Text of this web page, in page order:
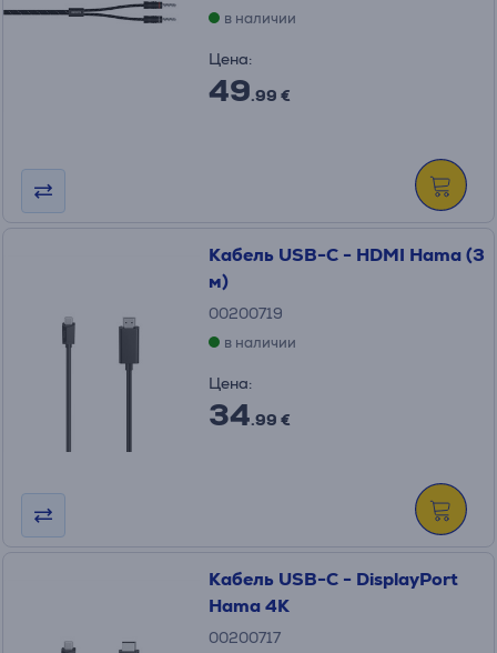
в наличии
Цена:
49.99 €
Кабель USB-C - HDMI Hama (3
м)
00200719
в наличии
Цена:
34.99 €
Кабель USB-C - DisplayPort
Hama 4K
00200717